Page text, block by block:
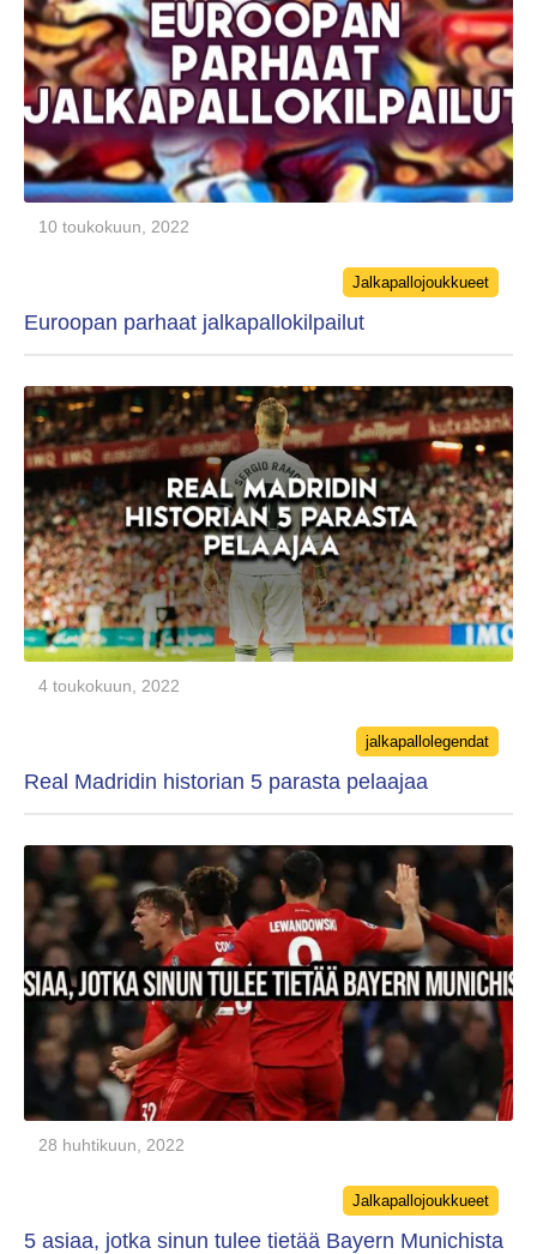
10 toukokuun, 2022
Categories
Jalkapallojoukkueet
Euroopan parhaat jalkapallokilpailut
4 toukokuun, 2022
Categories
jalkapallolegendat
Real Madridin historian 5 parasta pelaajaa
28 huhtikuun, 2022
Categories
Jalkapallojoukkueet
5 asiaa, jotka sinun tulee tietää Bayern Munichista